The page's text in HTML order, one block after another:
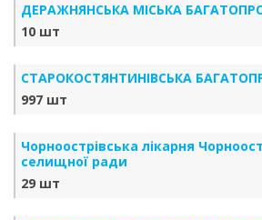
ДЕРАЖНЯНСЬКА МІСЬКА
10 шт
СТАРОКОСТЯНТИНІВСЬКА
997 шт
Чорноострівська лікарня
селищної ради
29 шт